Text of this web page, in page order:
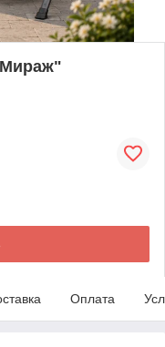
Оплата